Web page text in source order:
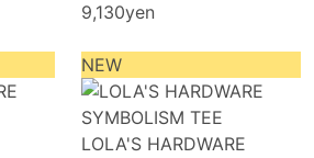
9,130yen
NEW
LOLA'S HARDWARE